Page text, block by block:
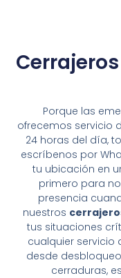
Porque las
ofrecemos servicio
24 horas del día,
escríbenos por
tu ubicación en
primero para
presencia
nuestros
tus situaciones
cualquier servicio
desde
cerraduras,